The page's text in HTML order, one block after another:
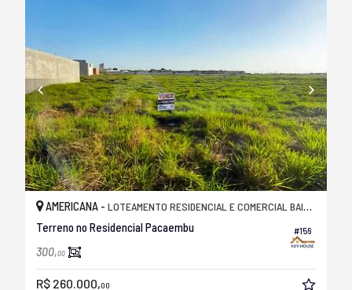
#156
AMERICANA - LOTEAMENTO RESIDENCIAL E COMERCIAL BAIRRO PACAEMBU
Terreno no Residencial Pacaembu
300,00
R$ 260.000,00